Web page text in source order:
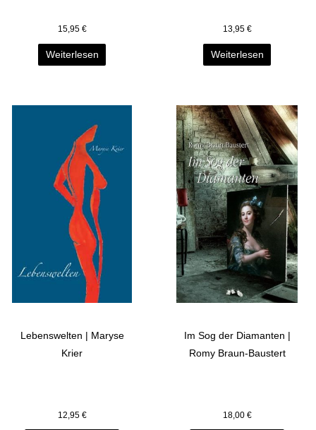
15,95 €
Weiterlesen
13,95 €
Weiterlesen
Lebenswelten | Maryse
Krier
12,95 €
Im Sog der Diamanten |
Romy Braun-Baustert
18,00 €